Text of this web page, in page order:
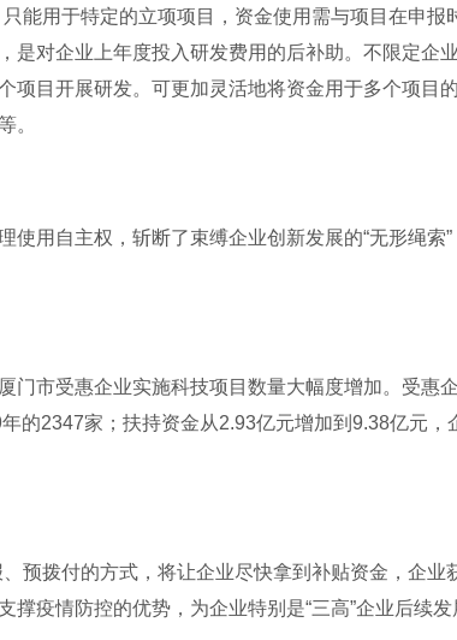
能用于特定的立项项目，资金使用需与项目在申报
是对企业上年度投入研发费用的后补助。不限定企
项目开展研发。可更加灵活地将资金用于多个项目
。
使用自主权，斩断了束缚企业创新发展的“无形绳索
门市受惠企业实施科技项目数量大幅度增加。受惠
的2347家；扶持资金从2.93亿元增加到9.38亿元，
预拨付的方式，将让企业尽快拿到补贴资金，企业
撑疫情防控的优势，为企业特别是“三高”企业后续